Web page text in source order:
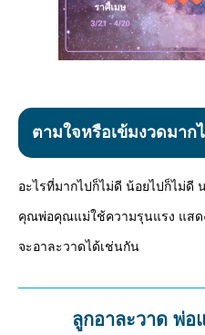
ตามใจหรือเข้มงวดมาก
อะไรที่มากไปก็ไม่ดี น้อยไปก็ไม่ดี
คุณพ่อคุณแม่ใช้ความรุนแรง แสด
จะอาละวาดได้เช่นกัน
ลูกอาละวาด พ่อ